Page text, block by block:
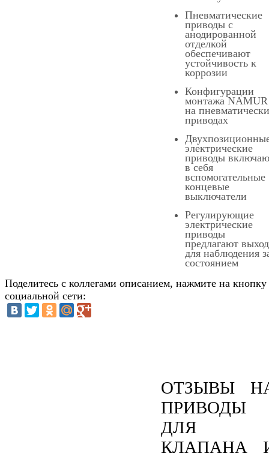
Пневматические
приводы с
анодированной
отделкой
обеспечивают
устойчивость к
коррозии
Конфигурации
монтажа NAMUR
на
приводах
электрические
приводы
в себя
вспомогательные
концевые
выключатели
Регулирующие
электрические
приводы
предлагают выход
для наблюдения
состоянием
Поделитесь с коллегами описанием, нажмите на кнопку
социальной сети:
ОТЗЫВЫ
ПРИВОДЫ
ДЛЯ
КЛАПАНА